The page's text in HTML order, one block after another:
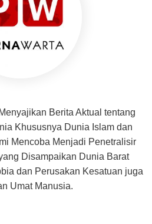
Berita Aktual tentang
Khususnya Dunia Islam dan
Mencoba Menjadi Penetralisir
Disampaikan Dunia Barat
dan Perusakan Kesatuan juga
Umat Manusia.